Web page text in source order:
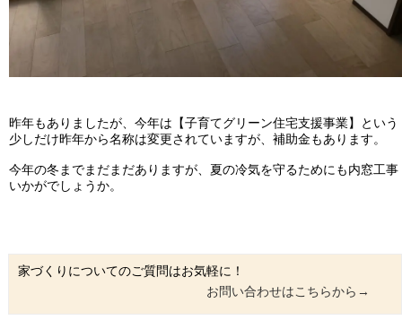
昨年もありましたが、今年は【子育てグリーン住宅支援事業】という
少しだけ昨年から名称は変更されていますが、補助金もあります。
今年の冬までまだまだありますが、夏の冷気を守るためにも内窓工事
いかがでしょうか。
家づくりについてのご質問はお気軽に！
お問い合わせはこちらから→